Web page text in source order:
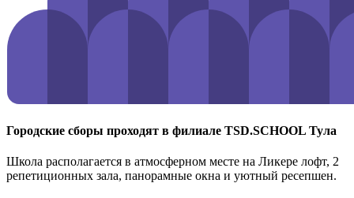
Городские сборы проходят в филиале TSD.SCHOOL Тула
Школа располагается в атмосферном месте на Ликере лофт, 2
репетиционных зала, панорамные окна и уютный ресепшен.